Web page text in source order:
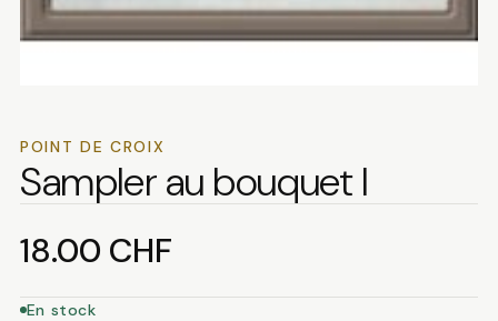
POINT DE CROIX
Sampler au bouquet I
18.00 CHF
En stock